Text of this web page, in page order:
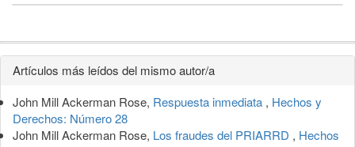
Detalles
del
artículo
Artículos más leídos del mismo autor/a
John Mill Ackerman Rose, Respuesta inmediata , Hechos y
Derechos: Número 28
John Mill Ackerman Rose, Los fraudes del PRIARRD , Hechos